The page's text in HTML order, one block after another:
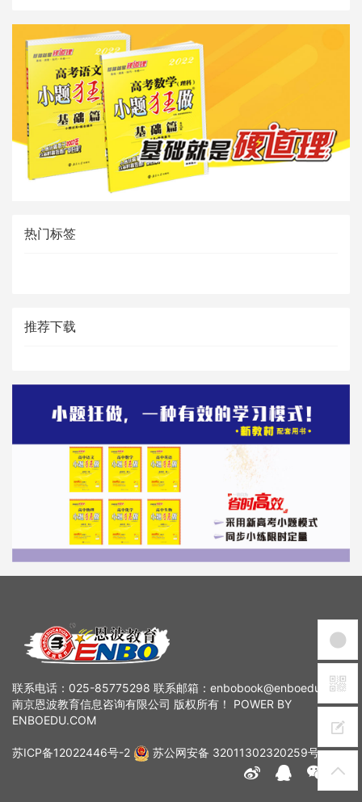
热门标签
推荐下载
联系电话：025-85775298 联系邮箱：enbobook@enboedu.com
南京恩波教育信息咨询有限公司 版权所有！ POWER BY
ENBOEDU.COM
苏ICP备12022446号-2 苏公网安备 32011302320259号